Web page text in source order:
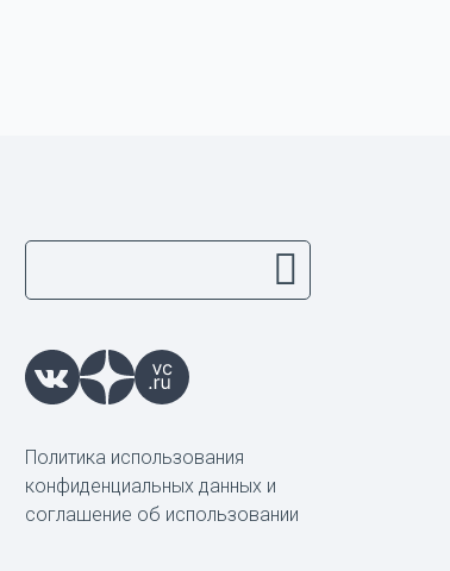
Политика использования
конфиденциальных данных и
соглашение об использовании